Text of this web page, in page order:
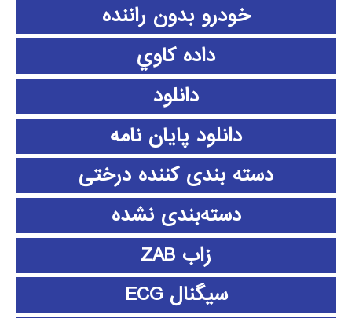
خودرو بدون راننده
داده كاوي
دانلود
دانلود پايان نامه
دسته بندی کننده درختی
دسته‌بندی نشده
زاب ZAB
سیگنال ECG